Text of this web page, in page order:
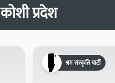
कोशी प्रदेश
श्रम संस्कृति पार्टी